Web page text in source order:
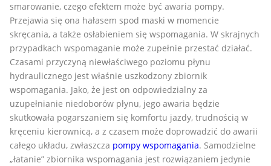
smarowanie, czego efektem może być awaria pompy.
Przejawia się ona hałasem spod maski w momencie
skręcania, a także osłabieniem się wspomagania. W skrajnych
przypadkach wspomaganie może zupełnie przestać działać.
Czasami przyczyną niewłaściwego poziomu płynu
hydraulicznego jest właśnie uszkodzony zbiornik
wspomagania. Jako, że jest on odpowiedzialny za
uzupełnianie niedoborów płynu, jego awaria będzie
skutkowała pogarszaniem się komfortu jazdy, trudnością w
kręceniu kierownicą, a z czasem może doprowadzić do awarii
całego układu, zwłaszcza pompy wspomagania. Samodzielne
„łatanie” zbiornika wspomagania jest rozwiązaniem jedynie